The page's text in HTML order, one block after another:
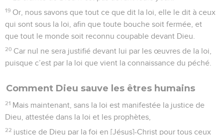
19 Or, nous savons que tout ce que dit la loi, elle le dit à ceux
qui sont sous la loi, afin que toute bouche soit fermée, et
que tout le monde soit reconnu coupable devant Dieu.
20 Car nul ne sera justifié devant lui par les œuvres de la loi,
puisque c’est par la loi que vient la connaissance du péché.
Comment Dieu sauve les êtres humains
21 Mais maintenant, sans la loi est manifestée la justice de
Dieu, attestée dans la loi et les prophètes,
22 justice de Dieu par la foi en [Jésus]-Christ pour tous ceux